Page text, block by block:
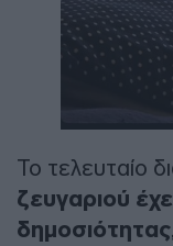
Το τελευταίο
ζευγαριού
δημοσιότητας